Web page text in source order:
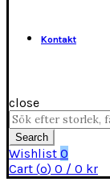
Kontakt
close
Search
for:
Search
Wishlist 0
Cart (o) 0 / 0 kr